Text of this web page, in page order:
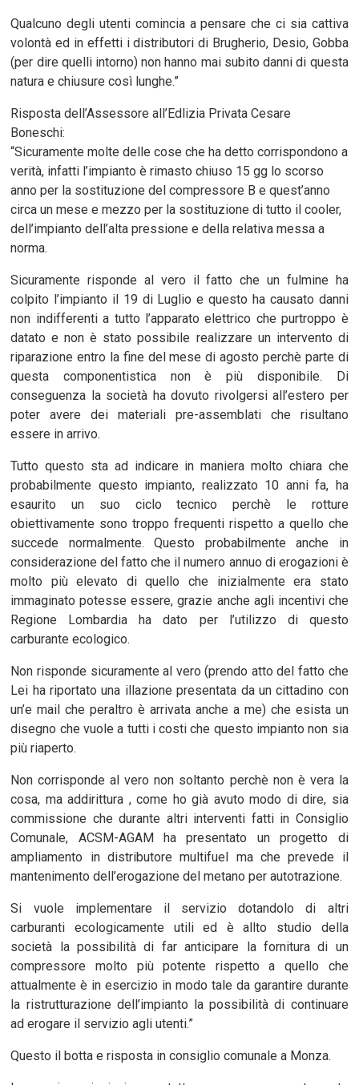
Qualcuno degli utenti comincia a pensare che ci sia cattiva
volontà ed in effetti i distributori di Brugherio, Desio, Gobba
(per dire quelli intorno) non hanno mai subito danni di questa
natura e chiusure così lunghe.”
Risposta dell’Assessore all’Edlizia Privata Cesare
Boneschi:
“Sicuramente molte delle cose che ha detto corrispondono a
verità, infatti l’impianto è rimasto chiuso 15 gg lo scorso
anno per la sostituzione del compressore B e quest’anno
circa un mese e mezzo per la sostituzione di tutto il cooler,
dell’impianto dell’alta pressione e della relativa messa a
norma.
Sicuramente risponde al vero il fatto che un fulmine ha
colpito l’impianto il 19 di Luglio e questo ha causato danni
non indifferenti a tutto l’apparato elettrico che purtroppo è
datato e non è stato possibile realizzare un intervento di
riparazione entro la fine del mese di agosto perchè parte di
questa componentistica non è più disponibile. Di
conseguenza la società ha dovuto rivolgersi all’estero per
poter avere dei materiali pre-assemblati che risultano
essere in arrivo.
Tutto questo sta ad indicare in maniera molto chiara che
probabilmente questo impianto, realizzato 10 anni fa, ha
esaurito un suo ciclo tecnico perchè le rotture
obiettivamente sono troppo frequenti rispetto a quello che
succede normalmente. Questo probabilmente anche in
considerazione del fatto che il numero annuo di erogazioni è
molto più elevato di quello che inizialmente era stato
immaginato potesse essere, grazie anche agli incentivi che
Regione Lombardia ha dato per l’utilizzo di questo
carburante ecologico.
Non risponde sicuramente al vero (prendo atto del fatto che
Lei ha riportato una illazione presentata da un cittadino con
un’e mail che peraltro è arrivata anche a me) che esista un
disegno che vuole a tutti i costi che questo impianto non sia
più riaperto.
Non corrisponde al vero non soltanto perchè non è vera la
cosa, ma addirittura , come ho già avuto modo di dire, sia
commissione che durante altri interventi fatti in Consiglio
Comunale, ACSM-AGAM ha presentato un progetto di
ampliamento in distributore multifuel ma che prevede il
mantenimento dell’erogazione del metano per autotrazione.
Si vuole implementare il servizio dotandolo di altri
carburanti ecologicamente utili ed è allto studio della
società la possibilità di far anticipare la fornitura di un
compressore molto più potente rispetto a quello che
attualmente è in esercizio in modo tale da garantire durante
la ristrutturazione dell’impianto la possibilità di continuare
ad erogare il servizio agli utenti.”
Questo il botta e risposta in consiglio comunale a Monza.